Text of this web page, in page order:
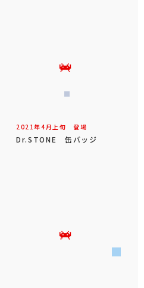
2021年4 月 上旬 登場
Dr.STONE 缶バッジ